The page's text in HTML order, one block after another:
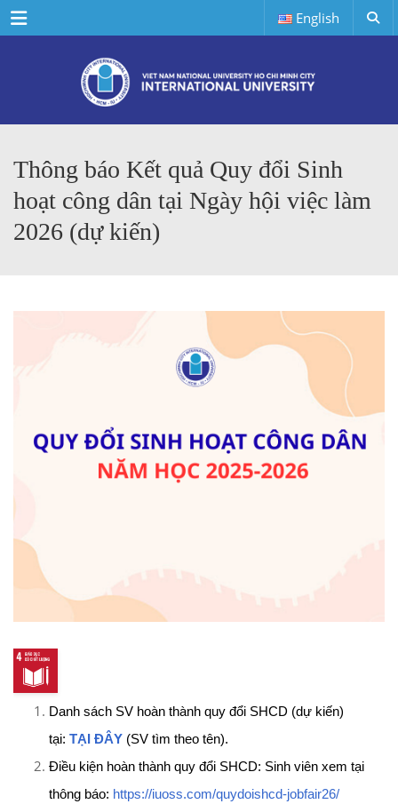
Menu English
Thông báo Kết quả Quy đổi Sinh
hoạt công dân tại Ngày hội việc làm
2026 (dự kiến)
Danh sách SV hoàn thành quy đổi SHCD (dự kiến)
tại: TẠI ĐÂY (SV tìm theo tên).
Điều kiện hoàn thành quy đổi SHCD: Sinh viên xem tại
thông báo: https://iuoss.com/quydoishcd-jobfair26/